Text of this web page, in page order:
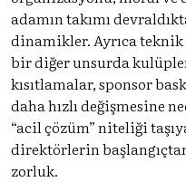
adamın takımı
dinamikler. Ayrıca
bir diğer unsurda
kısıtlamalar, sponsor
daha hızlı değişmesine
“acil çözüm” niteliği
direktörlerin
zorluk.